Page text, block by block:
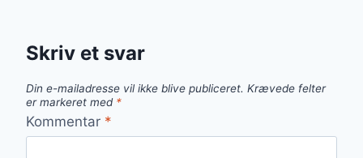
Skriv et svar
Din e-mailadresse vil ikke blive publiceret. Krævede felter
er markeret med *
Kommentar *